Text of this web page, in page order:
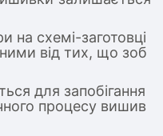
на схемі-заготовці
від тих, що зоб
для запобігання
процесу вишив